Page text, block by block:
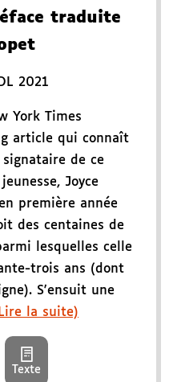
traduite
DL 2021
York Times
article qui connaît
signataire de ce
Joyce
première année
des centaines de
lesquelles celle
trois ans (dont
S'ensuit une
la suite)
Texte